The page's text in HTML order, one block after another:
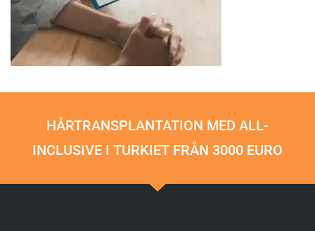
HÅRTRANSPLANTATION MED ALL-
INCLUSIVE I TURKIET FRÅN 3000 EURO